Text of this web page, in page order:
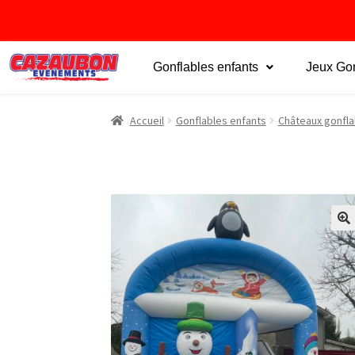
Gonflables enfants Jeux
Accueil Gonflables enfants Châteaux